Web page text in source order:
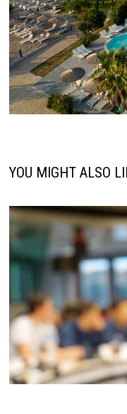
YOU MIGHT ALSO